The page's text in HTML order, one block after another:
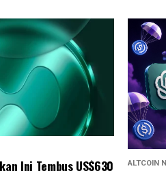
Ini Tembus US$630 ALTCOIN